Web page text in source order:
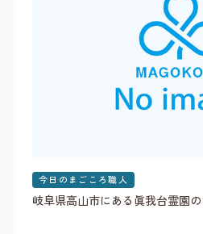
今日のまごころ職人
岐阜県高山市にある眞我台霊園